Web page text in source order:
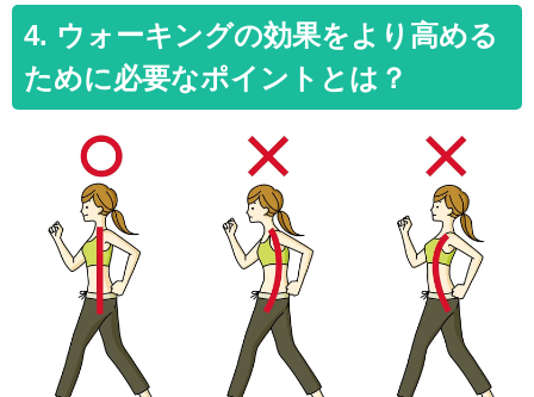
4. ウォーキングの効果をより高める
ために必要なポイントとは？